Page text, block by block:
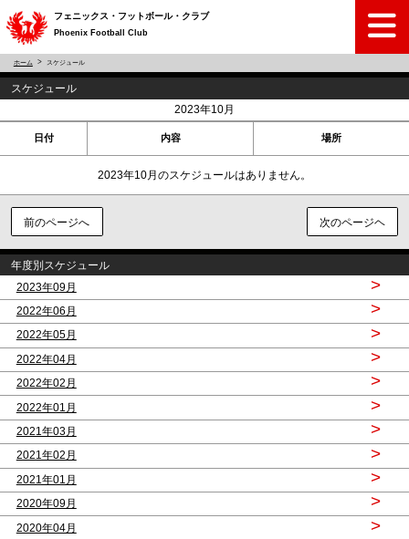
フェニックス・フットボール・クラブ
Phoenix Football Club
ホーム スケジュール
スケジュール
2023年10月
日付 内容 場所
2023年10月のスケジュールはありません。
前のページへ 次のページヘ
年度別スケジュール
2023年09月
>
2022年06月 >
2022年05月 >
2022年04月 >
2022年02月 >
2022年01月 >
2021年03月 >
2021年02月 >
2021年01月 >
2020年09月 >
2020年04月 >